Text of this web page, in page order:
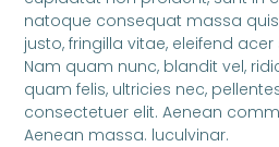
natoque consequat massa
justo, fringilla vitae, eleifend
Nam quam nunc, blandit vel,
quam felis, ultricies nec,
consectetuer elit. Aenean
Aenean massa. luculvinar.